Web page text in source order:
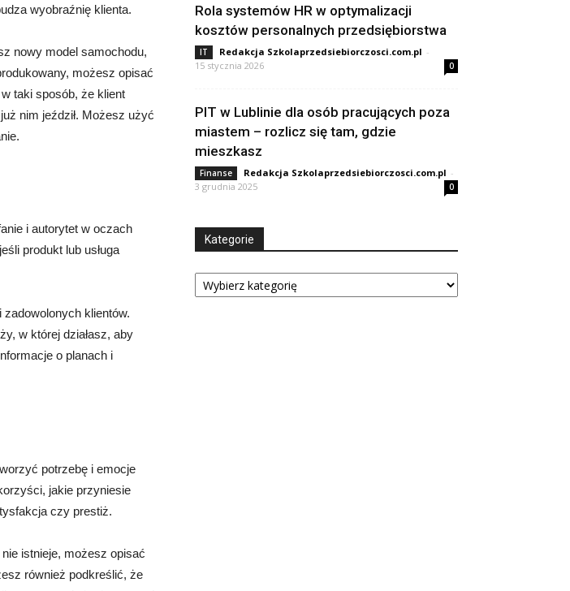
wyobraźnię klienta.
nowy model samochodu,
możesz opisać
taki sposób, że klient
nim jeździł. Możesz użyć
i autorytet w oczach
produkt lub usługa
klientów.
w której działasz, aby
o planach i
potrzebę i emocje
jakie przyniesie
czy prestiż.
istnieje, możesz opisać
również podkreślić, że
Rola systemów HR w optymalizacji
kosztów personalnych przedsiębiorstwa
IT Redakcja Szkolaprzedsiebiorczosci.com.pl -
15 stycznia 2026
0
PIT w Lublinie dla osób pracujących poza
miastem – rozlicz się tam, gdzie
mieszkasz
Finanse Redakcja Szkolaprzedsiebiorczosci.com.pl -
3 grudnia 2025
0
Kategorie
Kategorie